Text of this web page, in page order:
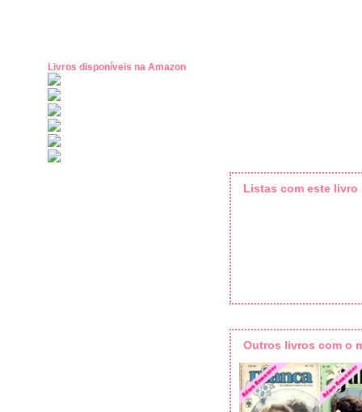
Livros disponíveis na Amazon
Listas com este livro
Outros livros com o